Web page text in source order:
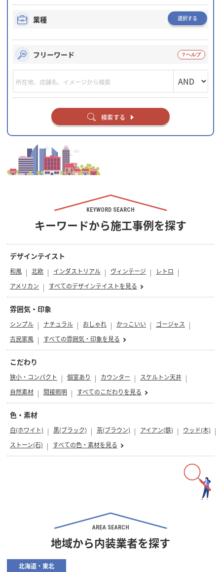
業種 選択する
フリーワード
検索する
KEYWORD SEARCH
キーワードから施工事例を探す
デザインテイスト
和風 北欧 インダストリアル ヴィンテージ
レトロ
アメリカン
すべてのデザインテイストを見る
雰囲気・印象
シンプル ナチュラル おしゃれ かっこいい
ゴージャス
古民家風
すべての雰囲気・印象を見る
こだわり
狭小・コンパクト 個室あり カウンター
スケルトン天井
自然素材
間接照明 すべてのこだわりを見る
色・素材
白(ホワイト) 黒(ブラック) 茶(ブラウン) アイアン(鉄)
ウッド(木)
ストーン(石)
すべての色・素材を見る
AREA SEARCH
地域から内装業者を探す
北海道・東北